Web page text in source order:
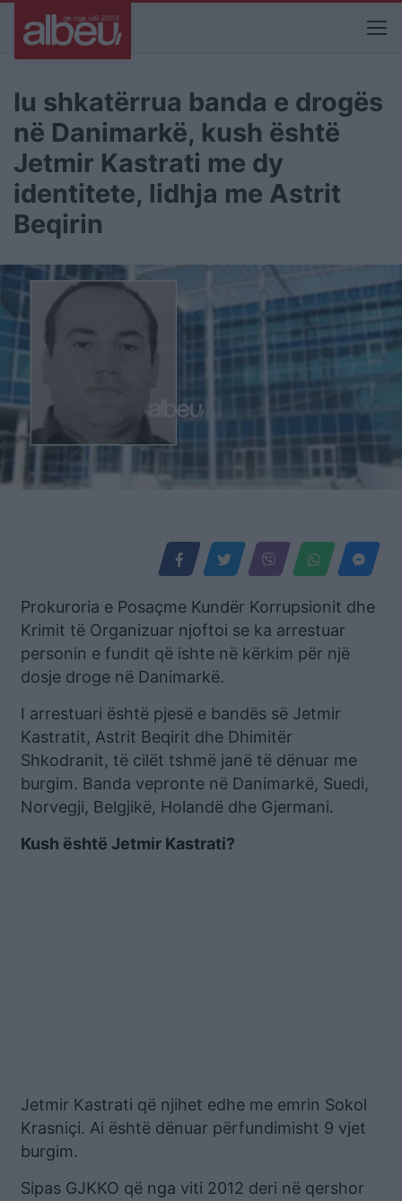
Iu shkatërrua banda e drogës
në Danimarkë, kush është
Jetmir Kastrati me dy
identitete, lidhja me Astrit
Beqirin
Prokuroria e Posaçme Kundër Korrupsionit dhe
Krimit të Organizuar njoftoi se ka arrestuar
personin e fundit që ishte në kërkim për një
dosje droge në Danimarkë.
I arrestuari është pjesë e bandës së Jetmir
Kastratit, Astrit Beqirit dhe Dhimitër
Shkodranit, të cilët tshmë janë të dënuar me
burgim. Banda vepronte në Danimarkë, Suedi,
Norvegji, Belgjikë, Holandë dhe Gjermani.
Kush është Jetmir Kastrati?
Jetmir Kastrati që njihet edhe me emrin Sokol
Krasniçi. Ai është dënuar përfundimisht 9 vjet
burgim.
Sipas GJKKO që nga viti 2012 deri në qershor